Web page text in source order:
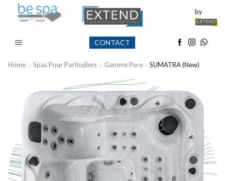
by
CONTACT
Home Spas Pour Particuliers Gamme Pure SUMATRA (New)